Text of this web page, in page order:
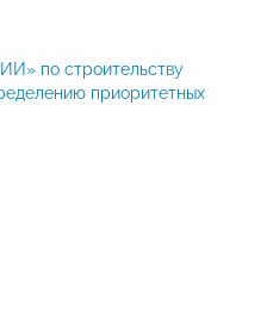
по строительству
приоритетных